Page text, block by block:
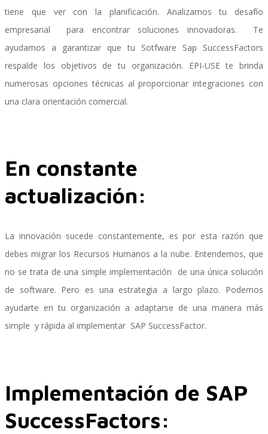
Look & Feel SAP SuccessFactors
SAP SuccessFactors Training Education
Express Packages
Soporte SuccessFactors
SAP Time and Attendance
tiene que ver con la planificación. Analizamos tu desafío
empresarial para encontrar soluciones innovadoras. Te
ayudamos a garantizar que tu Sotfware Sap SuccessFactors
respalde los objetivos de tu organización. EPI-USE te brinda
numerosas opciones técnicas al proporcionar integraciones con
una clara orientación comercial.
En constante
actualización:
La innovación sucede constantemente, es por esta razón que
debes migrar los Recursos Humanos a la nube. Entendemos, que
no se trata de una simple implementación de una única solución
de software. Pero es una estrategia a largo plazo. Podemos
ayudarte en tu organización a adaptarse de una manera más
simple y rápida al implementar SAP SuccessFactor.
Implementación de SAP
SuccessFactors: